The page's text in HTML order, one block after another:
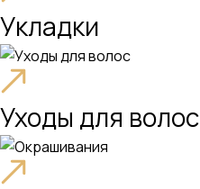
Укладки
Уходы для волос